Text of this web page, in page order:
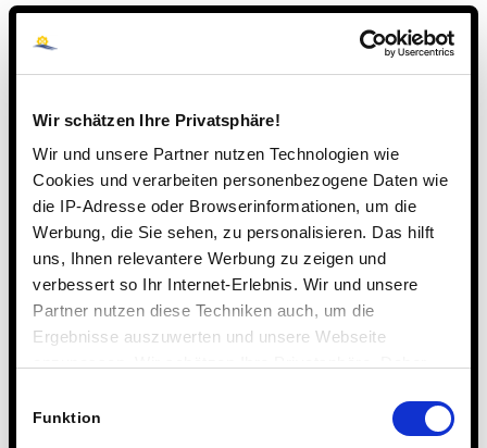
Wir schätzen Ihre Privatsphäre!
Wir und unsere Partner nutzen Technologien wie
Cookies und verarbeiten personenbezogene Daten wie
die IP-Adresse oder Browserinformationen, um die
Werbung, die Sie sehen, zu personalisieren. Das hilft
uns, Ihnen relevantere Werbung zu zeigen und
verbessert so Ihr Internet-Erlebnis. Wir und unsere
Partner nutzen diese Techniken auch, um die
Ergebnisse auszuwerten und unsere Webseite
Technologien.
Funktion
“我当时完全没抱什么期望，”米克拉斯回忆道。虽
然他起初对那顿仅由米粉和水组成的饭菜并不太满
意，但对周围环境（广义上的）却颇为欣赏。 “周
校里简朴的生活条件时说道。不过，他很乐意回想
起那“非常美丽的自然风光”。
散发出的满足感
“那里的民众要满足得多，”马蒂斯回顾当时的情景
时说道。那些洋溢着笑容的面孔，他至今记忆犹
新。此外，他在坦桑尼亚还结交了一些朋友。在他
看来，将手机使用时间限制在一到两小时内，让整
这些床垫给蒂蒙留下了深刻的印象。不过这个说法